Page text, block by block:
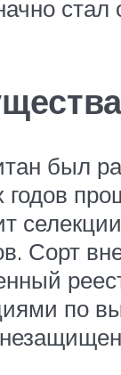
стал
был
Сорт
по